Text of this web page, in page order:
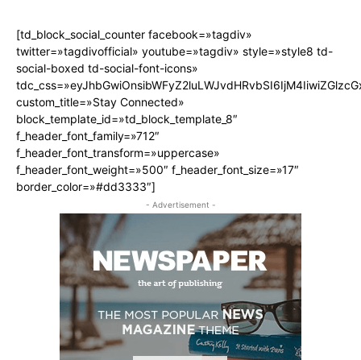
[td_block_social_counter facebook=»tagdiv»
twitter=»tagdivofficial» youtube=»tagdiv» style=»style8 td-
social-boxed td-social-font-icons»
custom_title=»Stay Connected»
block_template_id=»td_block_template_8″
f_header_font_family=»712″
f_header_font_transform=»uppercase»
f_header_font_weight=»500″ f_header_font_size=»17″
border_color=»#dd3333″]
- Advertisement -